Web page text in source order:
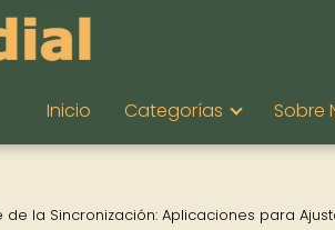
Inicio Categorías Sobre
de la Sincronización: Aplicaciones para